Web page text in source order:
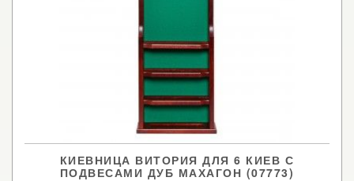
КИЕВНИЦА ВИТОРИЯ ДЛЯ 6 КИЕВ С
ПОДВЕСАМИ ДУБ МАХАГОН (07773)